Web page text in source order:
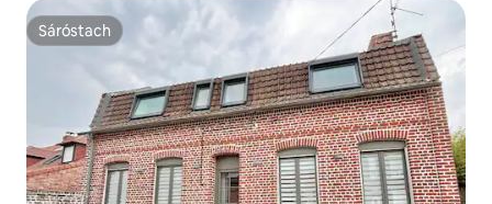
Sáróstach
Sáróstach